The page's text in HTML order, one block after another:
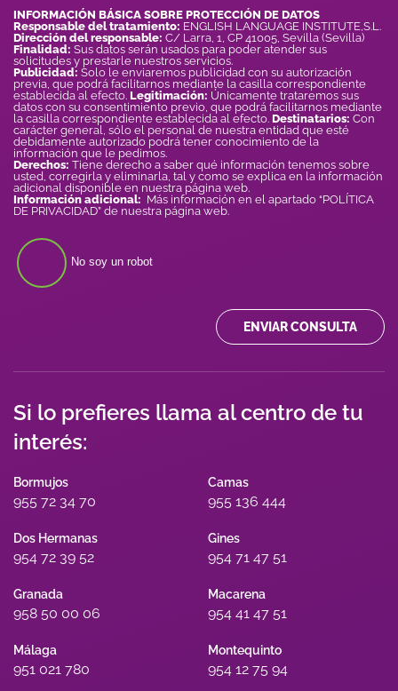
INFORMACIÓN BÁSICA SOBRE PROTECCIÓN DE DATOS
Responsable del tratamiento: ENGLISH LANGUAGE INSTITUTE,S.L.
Dirección del responsable: C/ Larra, 1, CP 41005, Sevilla (Sevilla)
Finalidad: Sus datos serán usados para poder atender sus
solicitudes y prestarle nuestros servicios.
Publicidad: Solo le enviaremos publicidad con su autorización
previa, que podrá facilitarnos mediante la casilla correspondiente
establecida al efecto. Legitimación: Únicamente trataremos sus
datos con su consentimiento previo, que podrá facilitarnos mediante
la casilla correspondiente establecida al efecto. Destinatarios: Con
carácter general, sólo el personal de nuestra entidad que esté
debidamente autorizado podrá tener conocimiento de la
información que le pedimos.
Derechos: Tiene derecho a saber qué información tenemos sobre
usted, corregirla y eliminarla, tal y como se explica en la información
adicional disponible en nuestra página web.
Información adicional: Más información en el apartado “POLÍTICA
DE PRIVACIDAD” de nuestra página web.
No soy un robot
ENVIAR CONSULTA
Si lo prefieres llama al centro de tu
interés:
Bormujos
955 72 34 70
Camas
955 136 444
Dos Hermanas
954 72 39 52
Gines
954 71 47 51
Granada
958 50 00 06
Macarena
954 41 47 51
Málaga
951 021 780
Montequinto
954 12 75 94